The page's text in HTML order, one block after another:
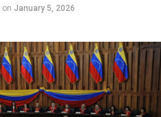
on January 5, 2026